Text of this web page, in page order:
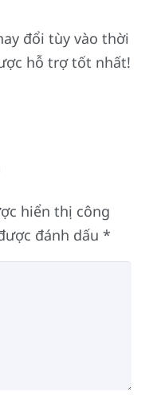
đổi tùy vào thời
hỗ trợ tốt nhất!
hiển thị công
đánh dấu *